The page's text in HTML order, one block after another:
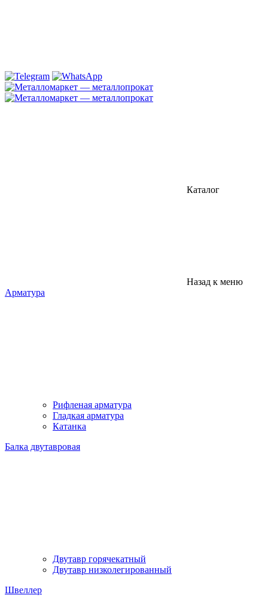
Каталог
Назад к меню
Арматура
Рифленая арматура
Гладкая арматура
Катанка
Балка двутавровая
Двутавр горячекатный
Двутавр низколегированный
Швеллер